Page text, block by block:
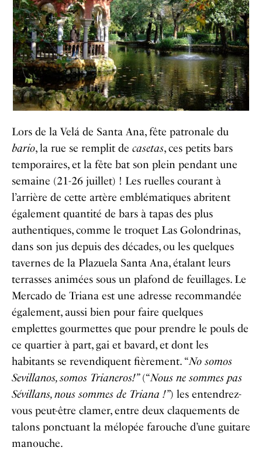
Lors de la Velá de Santa Ana, fête patronale du
bario, la rue se remplit de casetas, ces petits bars
temporaires, et la fête bat son plein pendant une
semaine (21-26 juillet) ! Les ruelles courant à
l’arrière de cette artère emblématiques abritent
également quantité de bars à tapas des plus
authentiques, comme le troquet Las Golondrinas,
dans son jus depuis des décades, ou les quelques
tavernes de la Plazuela Santa Ana, étalant leurs
terrasses animées sous un plafond de feuillages. Le
Mercado de Triana est une adresse recommandée
également, aussi bien pour faire quelques
emplettes gourmettes que pour prendre le pouls de
ce quartier à part, gai et bavard, et dont les
habitants se revendiquent fièrement. “No somos
Sevillanos, somos Trianeros!”(“Nous ne sommes pas
Sévillans, nous sommes de Triana !”) les entendrez-
vous peut-être clamer, entre deux claquements de
talons ponctuant la mélopée farouche d’une guitare
manouche.